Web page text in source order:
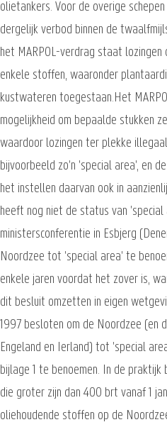
olietankers. Voor de overige
dergelijk verbod binnen de
het MARPOL-verdrag staat
enkele stoffen, waaronder
kustwateren toegestaan.Het
mogelijkheid om bepaalde stukken
waardoor lozingen ter plekke
bijvoorbeeld zo'n 'special area', en
het instellen daarvan ook in
heeft nog niet de status van 'special
ministersconferentie in Esbjerg
Noordzee tot 'special area' te
enkele jaren voordat het zover is,
dit besluit omzetten in eigen
1997 besloten om de Noordzee (en
Engeland en Ierland) tot 'special
bijlage 1 te benoemen. In de
die groter zijn dan 400 brt vanaf 1
oliehoudende stoffen op de